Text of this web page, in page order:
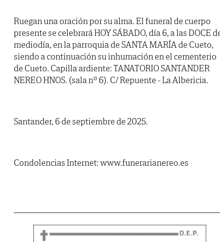
Ruegan una oración por su alma. El funeral de cuerpo
presente se celebrará HOY SÁBADO, día 6, a las DOCE
mediodía, en la parroquia de SANTA MARÍA de Cueto,
siendo a continuación su inhumación en el cementerio
de Cueto. Capilla ardiente: TANATORIO SANTANDER
NEREO HNOS. (sala nº 6). C/ Repuente - La Albericia.
Santander, 6 de septiembre de 2025.
Condolencias Internet: www.funerarianereo.es